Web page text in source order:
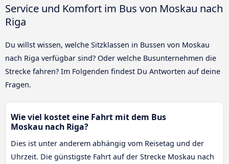
Service und Komfort im Bus von Moskau nach
Riga
Du willst wissen, welche Sitzklassen in Bussen von Moskau
nach Riga verfügbar sind? Oder welche Busunternehmen die
Strecke fahren? Im Folgenden findest Du Antworten auf deine
Fragen.
Wie viel kostet eine Fahrt mit dem Bus
Moskau nach Riga?
Dies ist unter anderem abhängig vom Reisetag und der
Uhrzeit. Die günstigste Fahrt auf der Strecke Moskau nach